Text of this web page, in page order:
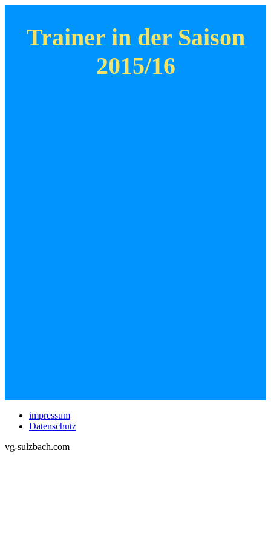
Trainer in der Saison
2015/16
impressum
Datenschutz
vg-sulzbach.com